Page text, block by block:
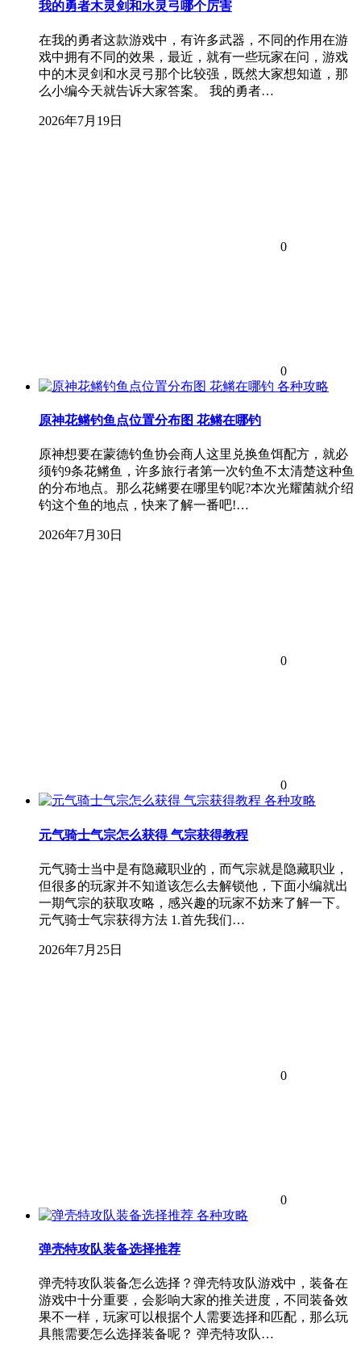
我的勇者木灵剑和水灵弓哪个厉害
在我的勇者这款游戏中，有许多武器，不同的作用在游
戏中拥有不同的效果，最近，就有一些玩家在问，游戏
中的木灵剑和水灵弓那个比较强，既然大家想知道，那
么小编今天就告诉大家答案。 我的勇者…
2026年7月19日
0
0
各种攻略
原神花鳉钓鱼点位置分布图 花鳉在哪钓
原神想要在蒙德钓鱼协会商人这里兑换鱼饵配方，就必
须钓9条花鳉鱼，许多旅行者第一次钓鱼不太清楚这种鱼
的分布地点。那么花鳉要在哪里钓呢?本次光耀菌就介绍
钓这个鱼的地点，快来了解一番吧!…
2026年7月30日
0
0
各种攻略
元气骑士气宗怎么获得 气宗获得教程
元气骑士当中是有隐藏职业的，而气宗就是隐藏职业，
但很多的玩家并不知道该怎么去解锁他，下面小编就出
一期气宗的获取攻略，感兴趣的玩家不妨来了解一下。
元气骑士气宗获得方法 1.首先我们…
2026年7月25日
0
0
各种攻略
弹壳特攻队装备选择推荐
弹壳特攻队装备怎么选择？弹壳特攻队游戏中，装备在
游戏中十分重要，会影响大家的推关进度，不同装备效
果不一样，玩家可以根据个人需要选择和匹配，那么玩
具熊需要怎么选择装备呢？ 弹壳特攻队…